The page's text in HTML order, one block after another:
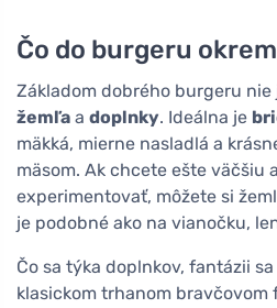
Čo do burgeru
Základom dobrého burgeru nie
žemľa a doplnky. Ideálna je
mäkká, mierne nasladlá a
mäsom. Ak chcete ešte
experimentovať, môžete si
je podobné ako na vianočku,
Čo sa týka doplnkov, fantázii
klasickom trhanom bravčovom